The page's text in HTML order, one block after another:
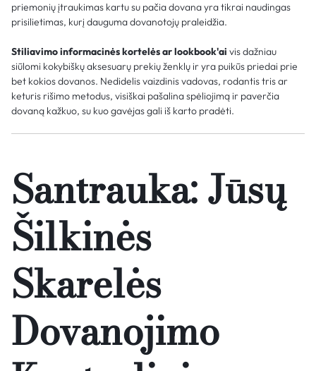
priemonių įtraukimas kartu su pačia dovana yra tikrai naudingas
prisilietimas, kurį dauguma dovanotojų praleidžia.
Stiliavimo informacinės kortelės ar lookbook'ai vis dažniau
siūlomi kokybiškų aksesuarų prekių ženklų ir yra puikūs priedai prie
bet kokios dovanos. Nedidelis vaizdinis vadovas, rodantis tris ar
keturis rišimo metodus, visiškai pašalina spėliojimą ir paverčia
dovaną kažkuo, su kuo gavėjas gali iš karto pradėti.
Santrauka: Jūsų
Šilkinės
Skarelės
Dovanojimo